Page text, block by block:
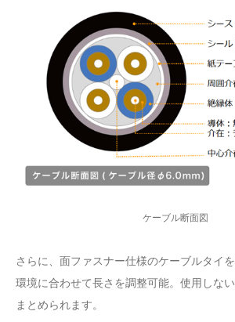
ケーブル断面図
さらに、面ファスナー仕様のケーブルタイ
環境に合わせて長さを調整可能。使用しな
まとめられます。